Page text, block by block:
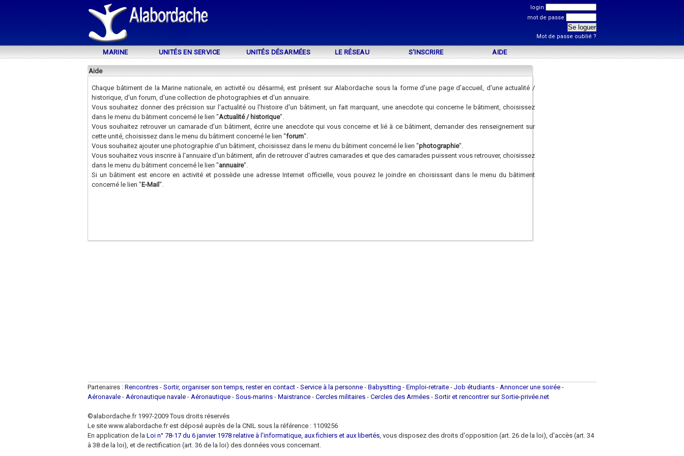
login
mot de passe
Mot de passe oublié ?
MARINE UNITÉS EN SERVICE UNITÉS DÉSARMÉES LE RÉSEAU S'INSCRIRE AIDE
Aide
Chaque bâtiment de la Marine nationale, en activité ou désarmé, est présent sur Alabordache sous la forme d'une page d'accueil, d'une actualité /
historique, d'un forum, d'une collection de photographies et d'un annuaire.
Vous souhaitez donner des précision sur l'actualité ou l'histoire d'un bâtiment, un fait marquant, une anecdote qui concerne le bâtiment, choisissez
dans le menu du bâtiment concerné le lien "Actualité / historique".
Vous souhaitez retrouver un camarade d'un bâtiment, écrire une anecdote qui vous concerne et lié à ce bâtiment, demander des renseignement sur
cette unité, choisissez dans le menu du bâtiment concerné le lien "forum".
Vous souhaitez ajouter une photographie d'un bâtiment, choisissez dans le menu du bâtiment concerné le lien "photographie".
Vous souhaitez vous inscrire à l'annuaire d'un bâtiment, afin de retrouver d'autres camarades et que des camarades puissent vous retrouver, choisissez
dans le menu du bâtiment concerné le lien "annuaire".
Si un bâtiment est encore en activité et possède une adresse Internet officielle, vous pouvez le joindre en choisissant dans le menu du bâtiment
concerné le lien "E-Mail ".
Partenaires : Rencontres - Sortir, organiser son temps, rester en contact - Service à la personne - Babysitting - Emploi-retraite - Job étudiants - Annoncer une soirée -
Aéronavale - Aéronautique navale - Aéronautique - Sous-marins - Maistrance - Cercles militaires - Cercles des Armées - Sortir et rencontrer sur Sortie-privée.net
©alabordache.fr 1997-2009 Tous droits réservés
Le site www.alabordache.fr est déposé auprès de la CNIL sous la référence : 1109256
En application de la Loi n° 78-17 du 6 janvier 1978 relative à l'informatique, aux fichiers et aux libertés, vous disposez des droits d'opposition (art. 26 de la loi), d'accès (art. 34
à 38 de la loi), et de rectification (art. 36 de la loi) des données vous concernant.